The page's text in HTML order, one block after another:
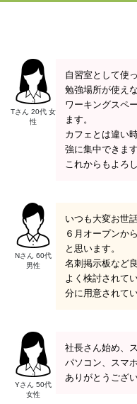
Tさん 20代 女
性
自習室として使
勉強場所が使え
ワーキングスペ
ます。
カフェとは違い
強に集中できます
これからもよろ
Nさん 60代
男性
いつも大変お世
６月オープンか
と思います。
名刺掲示板など
よく検討されて
分に用意されて
Yさん 50代
女性
社長さん始め、
パソコン、スマ
ありがとうござい